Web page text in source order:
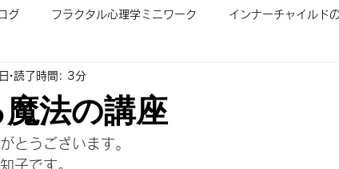
グ フラクタル心理学ミニワーク インナーチャイルド
講座 子育て
を変える魔法の講座
法の講座
読了時間: 3分
とうございます。
子です。